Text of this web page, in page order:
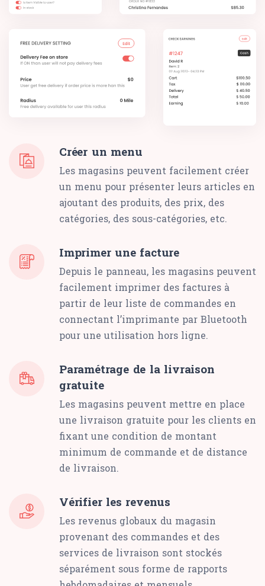
Créer un menu
Les magasins peuvent facilement créer
un menu pour présenter leurs articles en
ajoutant des produits, des prix, des
catégories, des sous-catégories, etc.
Imprimer une facture
Depuis le panneau, les magasins peuvent
facilement imprimer des factures à
partir de leur liste de commandes en
connectant l’imprimante par Bluetooth
pour une utilisation hors ligne.
Paramétrage de la livraison
gratuite
Les magasins peuvent mettre en place
une livraison gratuite pour les clients en
fixant une condition de montant
minimum de commande et de distance
de livraison.
Vérifier les revenus
Les revenus globaux du magasin
provenant des commandes et des
services de livraison sont stockés
séparément sous forme de rapports